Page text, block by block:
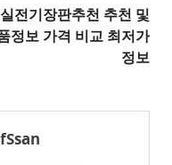
전기장판추천 추천 및
정보 가격 비교 최저가
정보